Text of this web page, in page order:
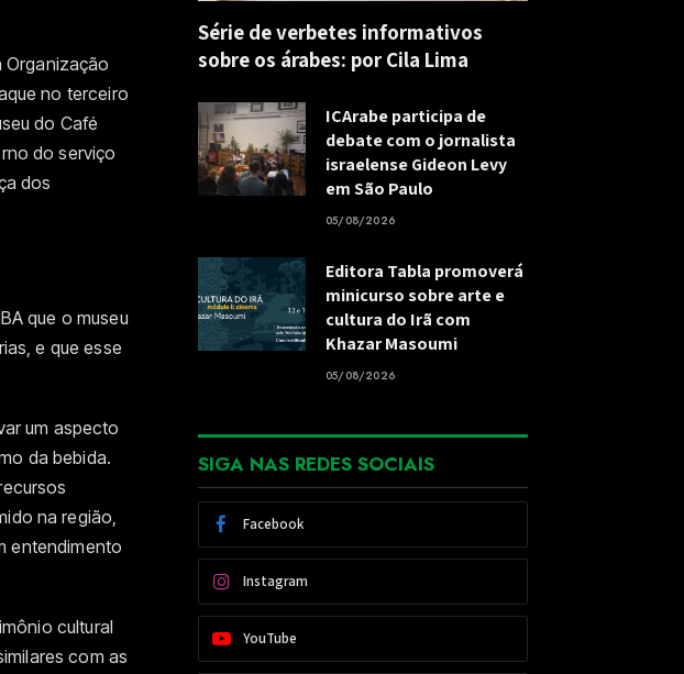
no terceiro
do Café
do serviço
dos
que o museu
e que esse
um aspecto
da bebida.
na região,
entendimento
cultural
com as
Série de verbetes informativos
sobre os árabes: por Cila Lima
ICArabe participa de
debate com o jornalista
israelense Gideon Levy
em São Paulo
05/08/2026
Editora Tabla promoverá
minicurso sobre arte e
cultura do Irã com
Khazar Masoumi
05/08/2026
SIGA NAS REDES SOCIAIS
Facebook
Instagram
YouTube